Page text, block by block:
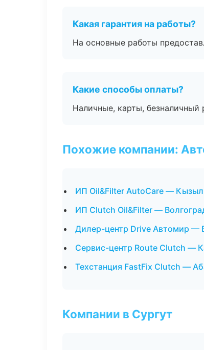
Какая гарантия на работы?
На основные работы
Какие способы оплаты?
Наличные, карты, безналичный
Похожие компании:
ИП Oil&Filter AutoCare — Кызыл
ИП Clutch Oil&Filter —
Дилер-центр Drive Автомир —
Сервис-центр Route Clutch —
Техстанция FastFix Clutch —
Компании в Сургут